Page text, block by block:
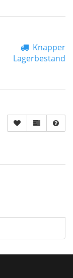
Knapper
Lagerbestand